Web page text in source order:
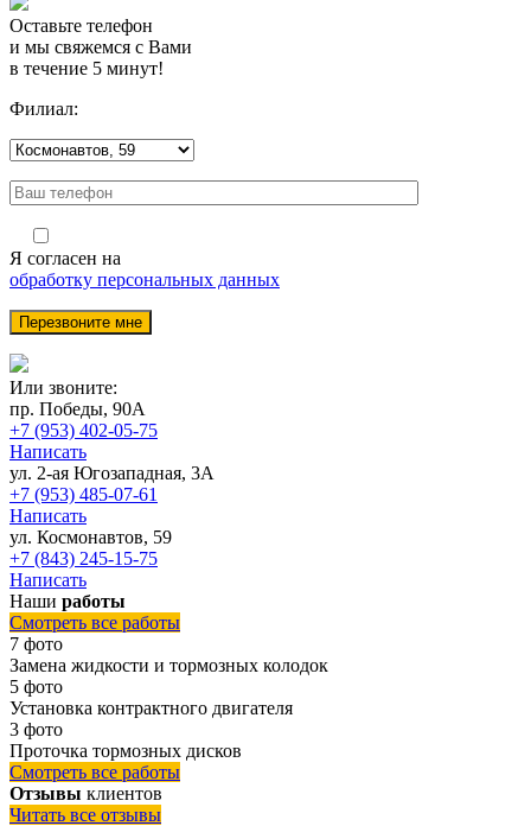
Оставьте телефон
и мы свяжемся с Вами
в течение 5 минут!
Филиал:
Я согласен на
обработку персональных данных
Или звоните:
пр. Победы, 90А
+7 (953) 402-05-75
Написать
ул. 2-ая Югозападная, 3А
+7 (953) 485-07-61
Написать
ул. Космонавтов, 59
+7 (843) 245-15-75
Написать
Наши работы
Смотреть все работы
7 фото
Замена жидкости и тормозных колодок
5 фото
Установка контрактного двигателя
3 фото
Проточка тормозных дисков
Смотреть все работы
Отзывы клиентов
Читать все отзывы